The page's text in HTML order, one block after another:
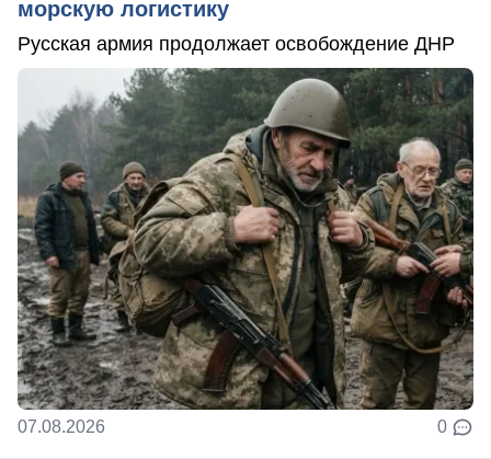
морскую логистику
Русская армия продолжает освобождение ДНР
07.08.2026 0